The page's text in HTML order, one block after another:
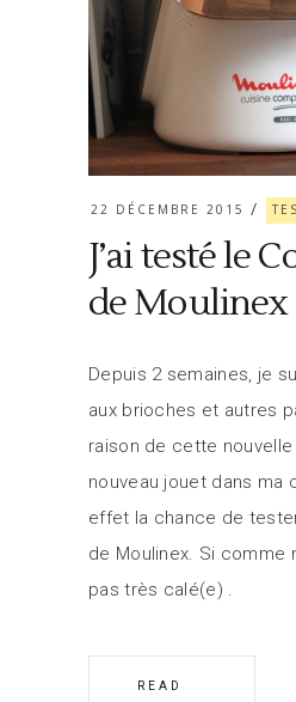
22 DÉCEMBRE 2015
J’ai testé le
de Moulinex
Depuis 2 semaines, je
aux brioches et autres
raison de cette nouvelle
nouveau jouet dans ma
effet la chance de
de Moulinex. Si comme
pas très calé(e)
READ